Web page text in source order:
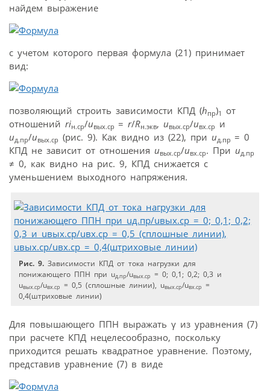
найдем выражение
с учетом которого первая формула (21) принимает
вид:
позволяющий строить зависимости КПД (hпр)1
от
отношений riн.ср/uвых.ср = r/Rн.экв, uвых.ср/uвх.ср и
uд.пр/uвых.ср (рис. 9). Как видно из (22), при uд.пр = 0
КПД не зависит от отношения uвых.ср/uвх.ср. При uд.пр
≠ 0, как видно на рис. 9, КПД снижается с
уменьшением выходного напряжения.
Рис. 9. Зависимости КПД от тока нагрузки для
понижающего ППН при uд.пр/uвых.ср = 0; 0,1; 0,2; 0,3 и
uвых.ср/uвх.ср = 0,5 (сплошные линии), uвых.ср/uвх.ср =
0,4(штриховые линии)
Для повышающего ППН выражать γ из уравнения (7)
при расчете КПД нецелесообразно, поскольку
приходится решать квадратное уравнение. Поэтому,
представив уравнение (7) в виде